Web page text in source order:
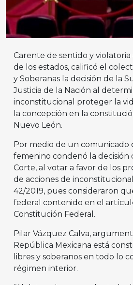
Carente de sentido y
de los estados, calificó el
y Soberanas la decisión de la
Justicia de la Nación al
inconstitucional proteger la
la concepción en la
Nuevo León.
Por medio de un comunicado
femenino condenó la decisión
Corte, al votar a favor de los
de acciones de
42/2019, pues consideraron
federal contenido en el
Constitución Federal.
Pilar Vázquez Calva,
República Mexicana está
libres y soberanos en todo lo
régimen interior.